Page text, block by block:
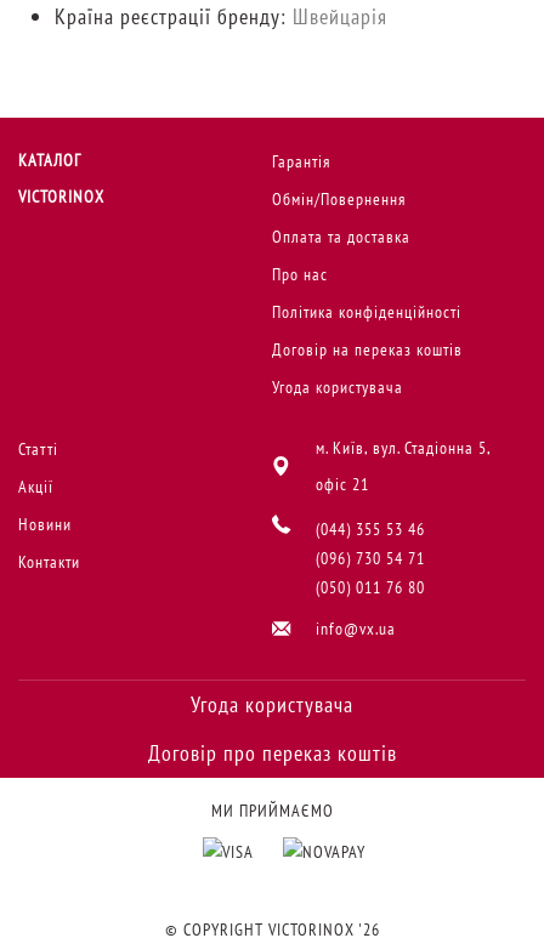
Країна реєстрації бренду: Швейцарія
КАТАЛОГ
VICTORINOX
Гарантія
Обмін/Повернення
Оплата та доставка
Про нас
Політика конфіденційності
Договір на переказ коштів
Угода користувача
Статті
Акції
Новини
Контакти
м. Київ, вул. Стадіонна 5,
офіс 21
(044) 355 53 46
(096) 730 54 71
(050) 011 76 80
info@vx.ua
Угода користувача
Договір про переказ коштів
МИ ПРИЙМАЄМО
© COPYRIGHT VICTORINOX '26